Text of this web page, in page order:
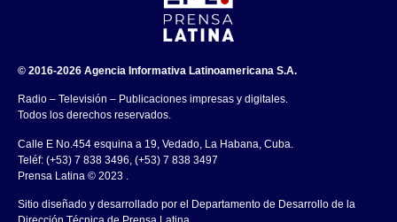
© 2016-2026 Agencia Informativa Latinoamericana S.A.
Radio – Televisión – Publicaciones impresas y digitales.
Todos los derechos reservados.
Calle E No.454 esquina a 19, Vedado, La Habana, Cuba.
Teléf: (+53) 7 838 3496, (+53) 7 838 3497
Prensa Latina © 2023 .
Sitio diseñado y desarrollado por el Departamento de Desarrollo de la